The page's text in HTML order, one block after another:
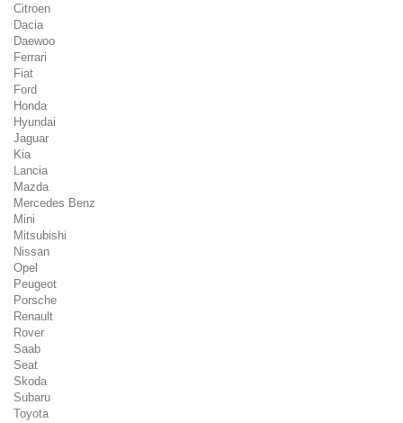
Citroen
Dacia
Daewoo
Ferrari
Fiat
Ford
Honda
Hyundai
Jaguar
Kia
Lancia
Mazda
Mercedes Benz
Mini
Mitsubishi
Nissan
Opel
Peugeot
Porsche
Renault
Rover
Saab
Seat
Skoda
Subaru
Toyota